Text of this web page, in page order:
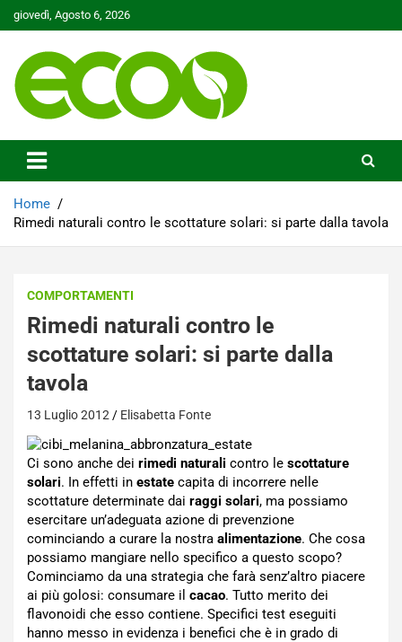
Skip
to
giovedì, Agosto 6, 2026
Ecoo.it
Home
Rimedi naturali contro le scottature solari: si parte dalla tavola
COMPORTAMENTI
Rimedi naturali contro le
scottature solari: si parte dalla
tavola
13 Luglio 2012 Elisabetta Fonte
Ci sono anche dei rimedi naturali contro le scottature
solari. In effetti in estate capita di incorrere nelle
scottature determinate dai raggi solari, ma possiamo
esercitare un’adeguata azione di prevenzione
cominciando a curare la nostra alimentazione. Che cosa
possiamo mangiare nello specifico a questo scopo?
Cominciamo da una strategia che farà senz’altro piacere
ai più golosi: consumare il cacao. Tutto merito dei
flavonoidi che esso contiene. Specifici test eseguiti
hanno messo in evidenza i benefici che è in grado di